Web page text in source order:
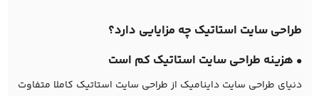
طراحی سایت استاتیک چه مزایایی دارد؟
• هزینه طراحی سایت استاتیک کم است
دنیای طراحی سایت داینامیک از طراحی سایت استاتیک کاملا متفاوت